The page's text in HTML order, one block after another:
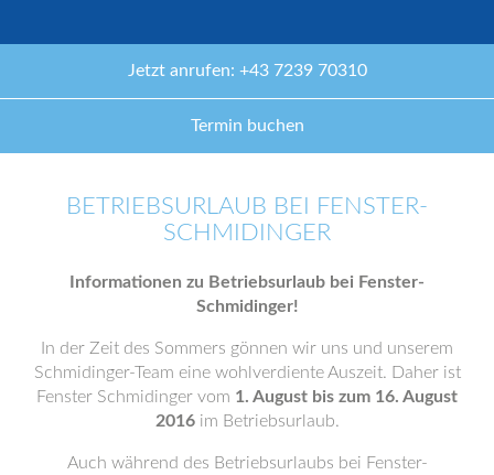
Jetzt anrufen: +43 7239 70310
Termin buchen
BETRIEBSURLAUB BEI FENSTER-
SCHMIDINGER
Informationen zu Betriebsurlaub bei Fenster-
Schmidinger!
In der Zeit des Sommers gönnen wir uns und unserem
Schmidinger-Team eine wohlverdiente Auszeit. Daher ist
Fenster Schmidinger vom 1. August bis zum 16. August
2016im Betriebsurlaub.
Auch während des Betriebsurlaubs bei Fenster-